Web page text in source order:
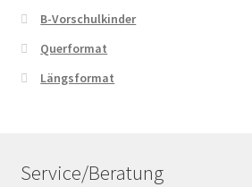
B-Vorschulkinder
Querformat
Längsformat
Service/Beratung